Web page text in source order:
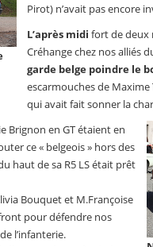
Pirot) n’avait pas encore
L’après midi fort de deux
Créhange chez nos alliés
garde belge poindre le
escarmouches de
qui avait fait sonner la
Brignon en GT étaient en
ce « belgeois » hors des
haut de sa R5 LS était prêt
Bouquet et M.Françoise
pour défendre nos
l’infanterie.